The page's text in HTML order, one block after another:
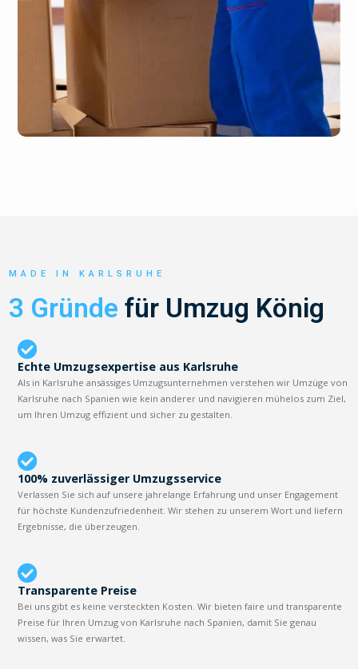
MADE IN KARLSRUHE
3 Gründe für Umzug König
Echte Umzugsexpertise aus Karlsruhe
Als in Karlsruhe ansässiges Umzugsunternehmen verstehen wir Umzüge von
Karlsruhe nach Spanien wie kein anderer und navigieren mühelos zum Ziel,
um Ihren Umzug effizient und sicher zu gestalten.
100% zuverlässiger Umzugsservice
Verlassen Sie sich auf unsere jahrelange Erfahrung und unser Engagement
für höchste Kundenzufriedenheit. Wir stehen zu unserem Wort und liefern
Ergebnisse, die überzeugen.
Transparente Preise
Bei uns gibt es keine versteckten Kosten. Wir bieten faire und transparente
Preise für Ihren Umzug von Karlsruhe nach Spanien, damit Sie genau
wissen, was Sie erwartet.